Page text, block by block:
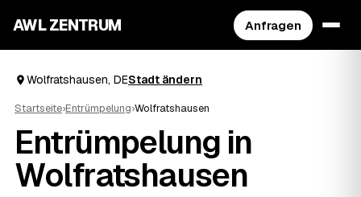
AWL ZENTRUM Anfragen
Wolfratshausen, DEStadt ändern
Startseite›Entrümpelung›Wolfratshausen
Entrümpelung in
Wolfratshausen